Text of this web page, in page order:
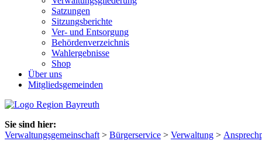
Satzungen
Sitzungsberichte
Ver- und Entsorgung
Behördenverzeichnis
Wahlergebnisse
Shop
Über uns
Mitgliedsgemeinden
Sie sind hier:
Verwaltungsgemeinschaft > Bürgerservice > Verwaltung >